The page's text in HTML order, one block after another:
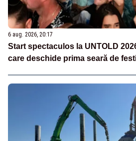
6 aug. 2026, 20:17
Start spectaculos la UNTOLD
care deschide prima seară de